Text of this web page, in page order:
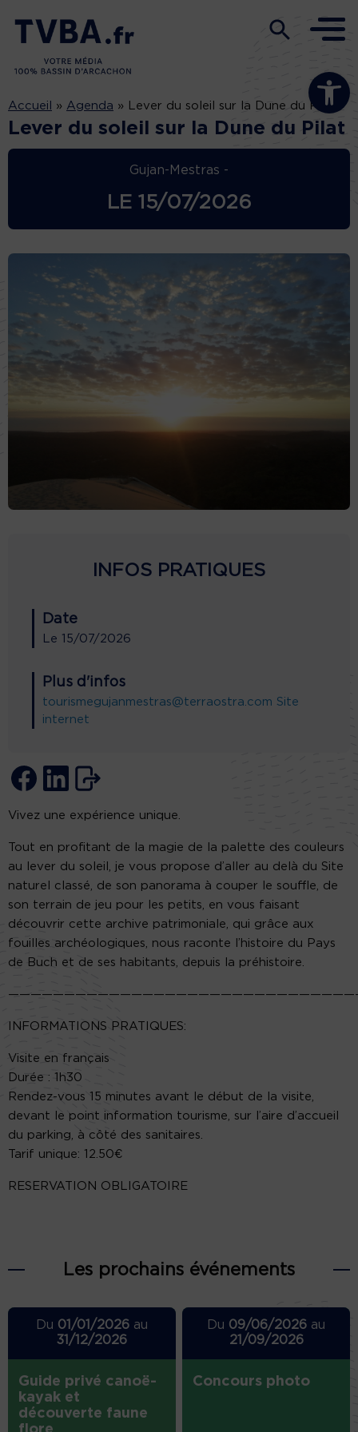
Ouvrir la
Accueil » Agenda » Lever du soleil sur la Dune du Pilat
Lever du soleil sur la Dune du Pilat
Gujan-Mestras -
LE 15/07/2026
INFOS PRATIQUES
Date
Le 15/07/2026
Plus d'infos
tourismegujanmestras@terraostra.com Site
internet
Vivez une expérience unique.
Tout en profitant de la magie de la palette des couleurs
au lever du soleil, je vous propose d’aller au delà du Site
naturel classé, de son panorama à couper le souffle, de
son terrain de jeu pour les petits, en vous faisant
découvrir cette archive patrimoniale, qui grâce aux
fouilles archéologiques, nous raconte l’histoire du Pays
de Buch et de ses habitants, depuis la préhistoire.
INFORMATIONS PRATIQUES:
Visite en français
Durée : 1h30
Rendez-vous 15 minutes avant le début de la visite,
devant le point information tourisme, sur l’aire d’accueil
du parking, à côté des sanitaires.
Tarif unique: 12.50€
RESERVATION OBLIGATOIRE
Les prochains événements
Du 01/01/2026au
31/12/2026
Guide privé canoë-
kayak et
découverte faune
Du 09/06/2026 au
21/09/2026
Concours photo